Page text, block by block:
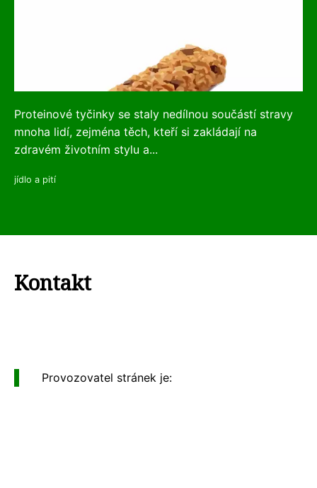
Proteinové tyčinky se staly nedílnou součástí stravy
mnoha lidí, zejména těch, kteří si zakládají na
zdravém životním stylu a...
jídlo a pití
Kontakt
Provozovatel stránek je: